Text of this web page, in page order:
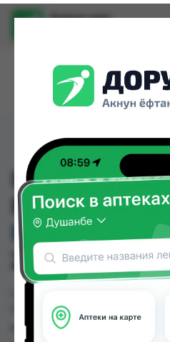
Доруи ман
LIKATO
ВОДА С
250МЛ
ГИАЛУРОНОВОЙ К-ОЙ
или заказать в аптеках,